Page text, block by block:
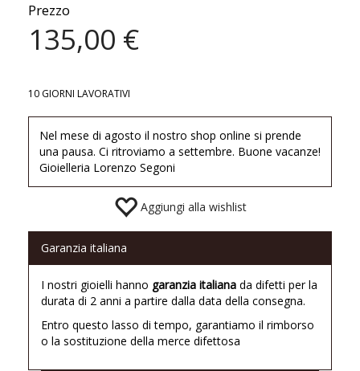
Prezzo
135,00 €
10 GIORNI LAVORATIVI
Nel mese di agosto il nostro shop online si prende
una pausa. Ci ritroviamo a settembre. Buone vacanze!
Gioielleria Lorenzo Segoni
Aggiungi alla wishlist
Garanzia italiana
I nostri gioielli hanno garanzia italiana da difetti per la
durata di 2 anni a partire dalla data della consegna.
Entro questo lasso di tempo, garantiamo il rimborso
o la sostituzione della merce difettosa